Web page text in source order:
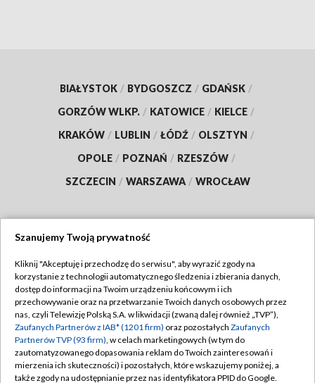
BIAŁYSTOK / BYDGOSZCZ / GDAŃSK /
GORZÓW WLKP. / KATOWICE / KIELCE /
KRAKÓW / LUBLIN / ŁÓDŹ / OLSZTYN /
OPOLE / POZNAŃ / RZESZÓW /
SZCZECIN / WARSZAWA / WROCŁAW
TVP
Abonament TVP
Emisja w TVP
Centrum informacji TVP
Naziemna Telewizja Cyfrowa
Regulamin TVP
Polityka prywatności
Moje zgody
Pomoc
Szanujemy Twoją prywatność
Kliknij "Akceptuję i przechodzę do serwisu", aby wyrazić zgody na
korzystanie z technologii automatycznego śledzenia i zbierania danych,
dostęp do informacji na Twoim urządzeniu końcowym i ich
przechowywanie oraz na przetwarzanie Twoich danych osobowych przez
nas, czyli Telewizję Polską S.A. w likwidacji (zwaną dalej również „TVP”),
Zaufanych Partnerów z IAB* (1201 firm) oraz pozostałych Zaufanych
Partnerów TVP (93 firm), w celach marketingowych (w tym do
zautomatyzowanego dopasowania reklam do Twoich zainteresowań i
mierzenia ich skuteczności) i pozostałych, które wskazujemy poniżej, a
także zgody na udostępnianie przez nas identyfikatora PPID do Google.